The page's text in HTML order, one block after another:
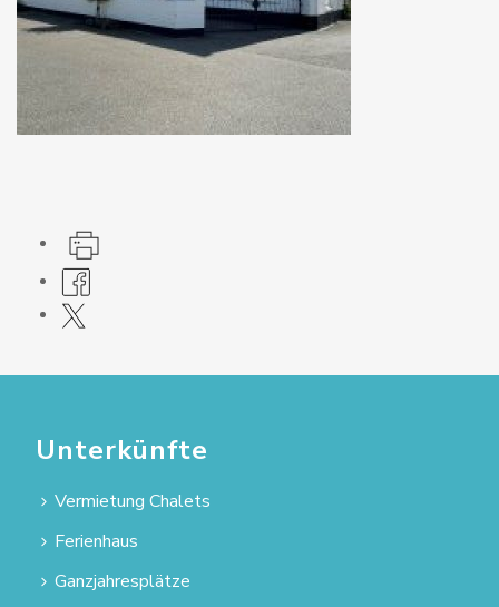
Unterkünfte
Vermietung Chalets
Ferienhaus
Ganzjahresplätze